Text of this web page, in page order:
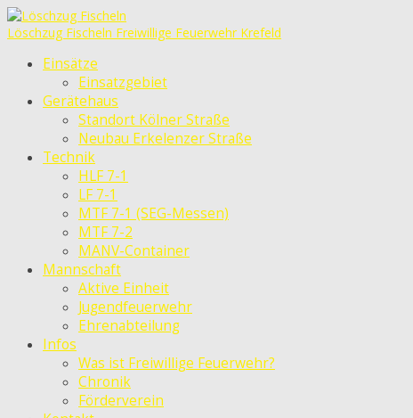
Löschzug Fischeln Freiwillige Feuerwehr Krefeld
Einsätze
Einsatzgebiet
Gerätehaus
Standort Kölner Straße
Neubau Erkelenzer Straße
Technik
HLF 7-1
LF 7-1
MTF 7-1 (SEG-Messen)
MTF 7-2
MANV-Container
Mannschaft
Aktive Einheit
Jugendfeuerwehr
Ehrenabteilung
Infos
Was ist Freiwillige Feuerwehr?
Chronik
Förderverein